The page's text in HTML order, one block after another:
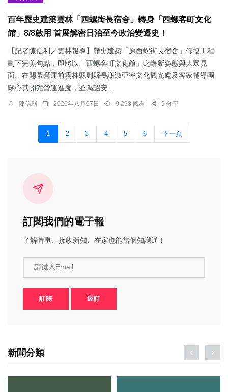
百年歷史建築雲林「西螺街長宿舍」轉身「西螺客町文化
館」8/8啟用 首展解密日治至今政治變遷史！
【記者陳信利／雲林報導】歷史建築「原西螺街長宿舍」修復工程
劃下完美句點，即將以「西螺客町文化館」之嶄新姿態與大眾見
面。在開幕營運前雲林縣副縣長謝淑亞率文化觀光處及客家輔導團
關心其開館營運進度，並為詔安...
陳信利 2026年八月07日 9,298 觀看 9 分享
1 2 3 4 5 6 下一頁
訂閱我們的電子報
了解時事、接收新知、在家也能當個知識通！
請鍵入Email
訂閱 退訂
新聞分類